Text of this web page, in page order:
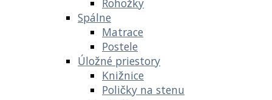
Spálne
Matrace
Postele
Úložné priestory
Knižnice
Poličky na stenu